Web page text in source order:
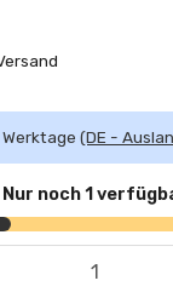
Werktage (DE -
Nur noch 1